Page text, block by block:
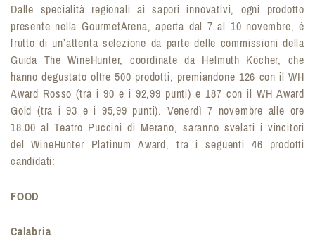
Dalle specialità regionali ai sapori innovativi, ogni prodotto
presente nella GourmetArena, aperta dal 7 al 10 novembre, è
frutto di un’attenta selezione da parte delle commissioni della
Guida The WineHunter, coordinate da Helmuth Köcher, che
hanno degustato oltre 500 prodotti, premiandone 126 con il WH
Award Rosso (tra i 90 e i 92,99 punti) e 187 con il WH Award
Gold (tra i 93 e i 95,99 punti). Venerdì 7 novembre alle ore
18.00 al Teatro Puccini di Merano, saranno svelati i vincitori
del WineHunter Platinum Award, tra i seguenti 46 prodotti
candidati:
FOOD
Calabria